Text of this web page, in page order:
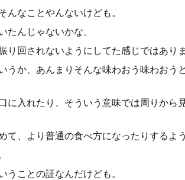
んなことやんないけども。
たんじゃないかな。
回されないようにしてた感じではありま
うか、あんまりそんな味わおう味わおう
に入れたり、そういう意味では周りから
、より普通の食べ方になったりするよ
うことの証なんだけども。